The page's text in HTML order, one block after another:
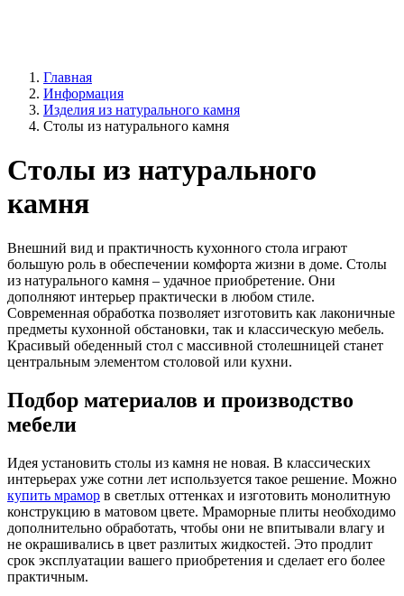
Главная
Информация
Изделия из натурального камня
Столы из натурального камня
Столы из натурального
камня
Внешний вид и практичность кухонного стола играют
большую роль в обеспечении комфорта жизни в доме. Столы
из натурального камня – удачное приобретение. Они
дополняют интерьер практически в любом стиле.
Современная обработка позволяет изготовить как лаконичные
предметы кухонной обстановки, так и классическую мебель.
Красивый обеденный стол с массивной столешницей станет
центральным элементом столовой или кухни.
Подбор материалов и производство
мебели
Идея установить столы из камня не новая. В классических
интерьерах уже сотни лет используется такое решение. Можно
купить мрамор в светлых оттенках и изготовить монолитную
конструкцию в матовом цвете. Мраморные плиты необходимо
дополнительно обработать, чтобы они не впитывали влагу и
не окрашивались в цвет разлитых жидкостей. Это продлит
срок эксплуатации вашего приобретения и сделает его более
практичным.